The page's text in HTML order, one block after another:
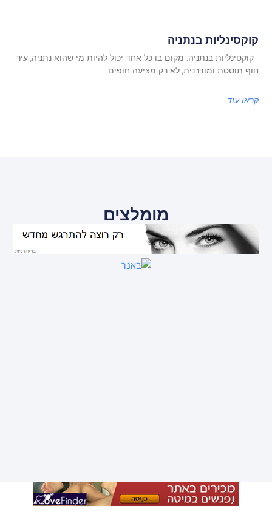
קוקסינליות בנתניה
קוקסינליות בנתניה: מקום בו כל אחד יכול להיות מי שהוא נתניה, עיר
חוף תוססת ומודרנית, לא רק מציעה חופים
קראו עוד
מומלצים